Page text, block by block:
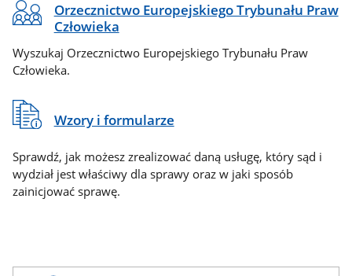
Orzecznictwo Europejskiego Trybunału Praw
Człowieka
Wyszukaj Orzecznictwo Europejskiego Trybunału Praw
Człowieka.
Wzory i formularze
Sprawdź, jak możesz zrealizować daną usługę, który sąd i
wydział jest właściwy dla sprawy oraz w jaki sposób
zainicjować sprawę.